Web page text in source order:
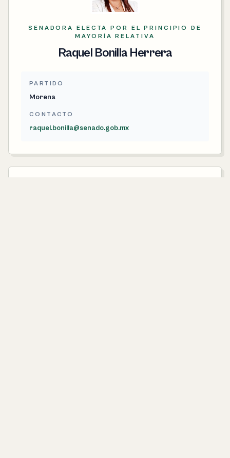
SENADORA ELECTA POR EL PRINCIPIO DE
MAYORÍA RELATIVA
Raquel Bonilla Herrera
PARTIDO
Morena
CONTACTO
raquel.bonilla@senado.gob.mx